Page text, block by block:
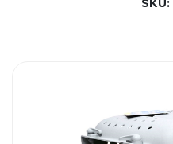
SKU: